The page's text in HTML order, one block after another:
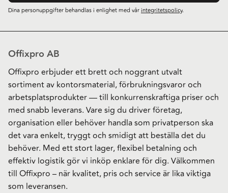
Dina personuppgifter behandlas i enlighet med vårintegritetspolicy.
Offixpro AB
Offixpro erbjuder ett brett och noggrant utvalt
sortiment av kontorsmaterial, förbrukningsvaror och
arbetsplatsprodukter — till konkurrenskraftiga priser och
med snabb leverans. Vare sig du driver företag,
organisation eller behöver handla som privatperson ska
det vara enkelt, tryggt och smidigt att beställa det du
behöver. Med ett stort lager, flexibel betalning och
effektiv logistik gör vi inköp enklare för dig. Välkommen
till Offixpro – när kvalitet, pris och service är lika viktiga
som leveransen.